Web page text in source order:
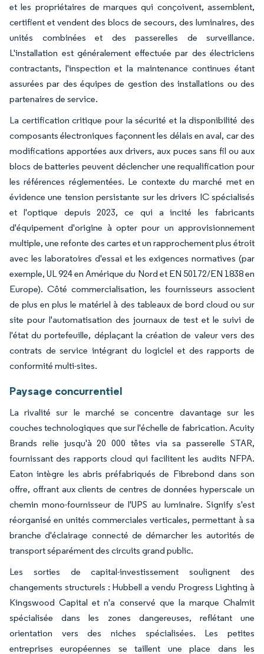
et les propriétaires de marques qui conçoivent, assemblent,
certifient et vendent des blocs de secours, des luminaires, des
unités combinées et des passerelles de surveillance.
L'installation est généralement effectuée par des électriciens
contractants, l'inspection et la maintenance continues étant
assurées par des équipes de gestion des installations ou des
partenaires de service.
La certification critique pour la sécurité et la disponibilité des
composants électroniques façonnent les délais en aval, car des
modifications apportées aux drivers, aux puces sans fil ou aux
blocs de batteries peuvent déclencher une requalification pour
les références réglementées. Le contexte du marché met en
évidence une tension persistante sur les drivers IC spécialisés
et l'optique depuis 2023, ce qui a incité les fabricants
d'équipement d'origine à opter pour un approvisionnement
multiple, une refonte des cartes et un rapprochement plus étroit
avec les laboratoires d'essai et les exigences normatives (par
exemple, UL 924 en Amérique du Nord et EN 50172/EN 1838 en
Europe). Côté commercialisation, les fournisseurs associent
de plus en plus le matériel à des tableaux de bord cloud ou sur
site pour l'automatisation des journaux de test et le suivi de
l'état du portefeuille, déplaçant la création de valeur vers des
contrats de service intégrant du logiciel et des rapports de
conformité multi-sites.
Paysage concurrentiel
La rivalité sur le marché se concentre davantage sur les
couches technologiques que sur l'échelle de fabrication. Acuity
Brands relie jusqu'à 20 000 têtes via sa passerelle STAR,
fournissant des rapports cloud qui facilitent les audits NFPA.
Eaton intègre les abris préfabriqués de Fibrebond dans son
offre, offrant aux clients de centres de données hyperscale un
chemin mono-fournisseur de l'UPS au luminaire. Signify s'est
réorganisé en unités commerciales verticales, permettant à sa
branche d'éclairage connecté de démarcher les autorités de
transport séparément des circuits grand public.
Les sorties de capital-investissement soulignent des
changements structurels : Hubbell a vendu Progress Lighting à
Kingswood Capital et n'a conservé que la marque Chalmit
spécialisée dans les zones dangereuses, reflétant une
orientation vers des niches spécialisées. Les petites
entreprises européennes se taillent une place dans les